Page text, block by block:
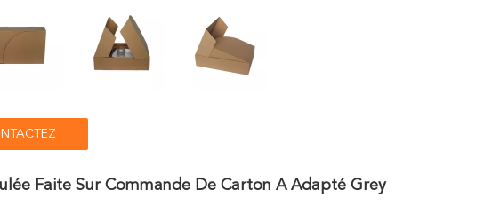
Faite Sur Commande De Carton A Adapté Grey